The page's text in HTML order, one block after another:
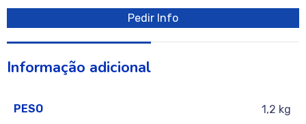
Pedir Info
Informação adicional
PESO 1,2 kg